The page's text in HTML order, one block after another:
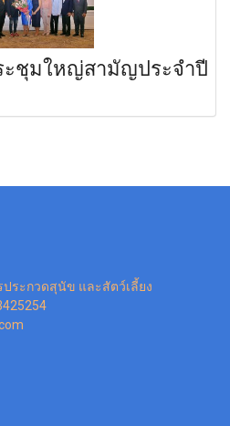
ชุมใหญ่สามัญประจำปี
ระกวดสุนัข และสัตว์เลี้ยง